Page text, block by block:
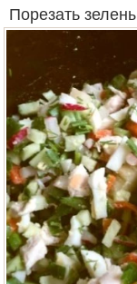
Порезать